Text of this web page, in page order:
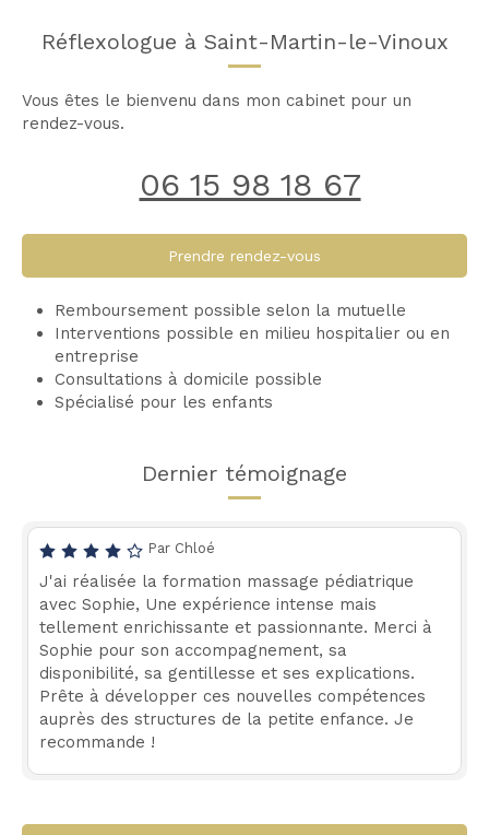
Réflexologue à Saint-Martin-le-Vinoux
Vous êtes le bienvenu dans mon cabinet pour un
rendez-vous.
06 15 98 18 67
Prendre rendez-vous
Remboursement possible selon la mutuelle
Interventions possible en milieu hospitalier ou en
entreprise
Consultations à domicile possible
Spécialisé pour les enfants
Dernier témoignage
Par Chloé
J'ai réalisée la formation massage pédiatrique
avec Sophie, Une expérience intense mais
tellement enrichissante et passionnante. Merci à
Sophie pour son accompagnement, sa
disponibilité, sa gentillesse et ses explications.
Prête à développer ces nouvelles compétences
auprès des structures de la petite enfance. Je
recommande !